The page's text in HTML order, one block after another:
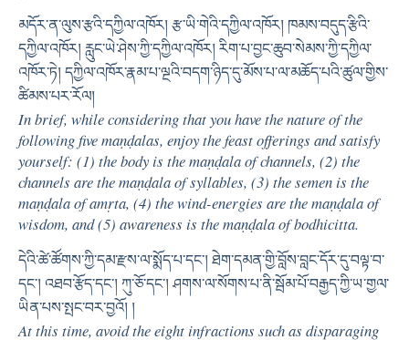
མདོར་ན་ལུས་རྩའི་དཀྱིལ་འཁོར། རྩ་ཡི་གེའི་དཀྱིལ་འཁོར། ཁམས་བདུད་རྩིའི་
དཀྱིལ་འཁོར། རླུང་ཡེ་ཤེས་ཀྱི་དཀྱིལ་འཁོར། རིག་པ་བྱང་ཆུབ་སེམས་ཀྱི་དཀྱིལ་
འཁོར་ཏེ། དཀྱིལ་འཁོར་རྣམ་པ་ལྔའི་བདག་ཉིད་དུ་མོས་པ་ལ་མཆོད་པའི་ཚུལ་གྱིས་
ཚིམས་པར་རོལ།
In brief, while considering that you have the nature of the
following five maṇḍalas, enjoy the feast offerings and satisfy
yourself: (1) the body is the maṇḍala of channels, (2) the
channels are the maṇḍala of syllables, (3) the semen is the
maṇḍala of amṛta, (4) the wind-energies are the maṇḍala of
wisdom, and (5) awareness is the maṇḍala of bodhicitta.
དེའི་ཚེ་ཚོགས་ཀྱི་དམ་རྫས་ལ་སྨོད་པ་དང་། ཐེག་དམན་གྱི་བློས་བླང་དོར་དུ་བལྟ་བ་
དང་། འཐབ་རྩོད་དང་། ཀུ་ཅོ་དང་། ཤགས་ལ་སོགས་པ་ནི་སྦོམ་པོ་བརྒྱད་ཀྱི་ཡ་གྱལ་
ཡིན་པས་སྤང་བར་བྱའོ། །
At this time, avoid the eight infractions such as disparaging